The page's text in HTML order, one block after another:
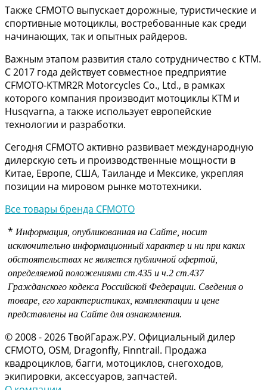
Также CFMOTO выпускает дорожные, туристические и
спортивные мотоциклы, востребованные как среди
начинающих, так и опытных райдеров.
Важным этапом развития стало сотрудничество с KTM.
С 2017 года действует совместное предприятие
CFMOTO-KTMR2R Motorcycles Co., Ltd., в рамках
которого компания производит мотоциклы KTM и
Husqvarna, а также использует европейские
технологии и разработки.
Сегодня CFMOTO активно развивает международную
дилерскую сеть и производственные мощности в
Китае, Европе, США, Таиланде и Мексике, укрепляя
позиции на мировом рынке мототехники.
Все товары бренда CFMOTO
* Информация, опубликованная на Сайте, носит
исключительно информационный характер и ни при каких
обстоятельствах не является публичной офертой,
определяемой положениями ст.435 и ч.2 ст.437
Гражданского кодекса Российской Федерации. Сведения о
товаре, его характеристиках, комплектации и цене
представлены на Сайте для ознакомления.
© 2008 - 2026 ТвойГараж.РУ. Официальный дилер
CFMOTO, OSM, Dragonfly, Finntrail. Продажа
квадроциклов, багги, мотоциклов, снегоходов,
экипировки, аксессуаров, запчастей.